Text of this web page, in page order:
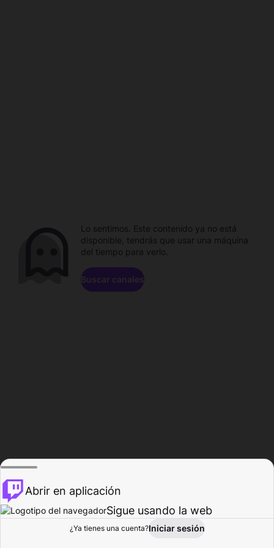
Explorar Actividad
Lo sentimos. Este contenido ya no está
disponible, tendrás que usar una máquina
del tiempo para verlo.
Buscar canales
Abrir en aplicación
Sigue usando la web
¿Ya tienes una cuenta?Iniciar sesión